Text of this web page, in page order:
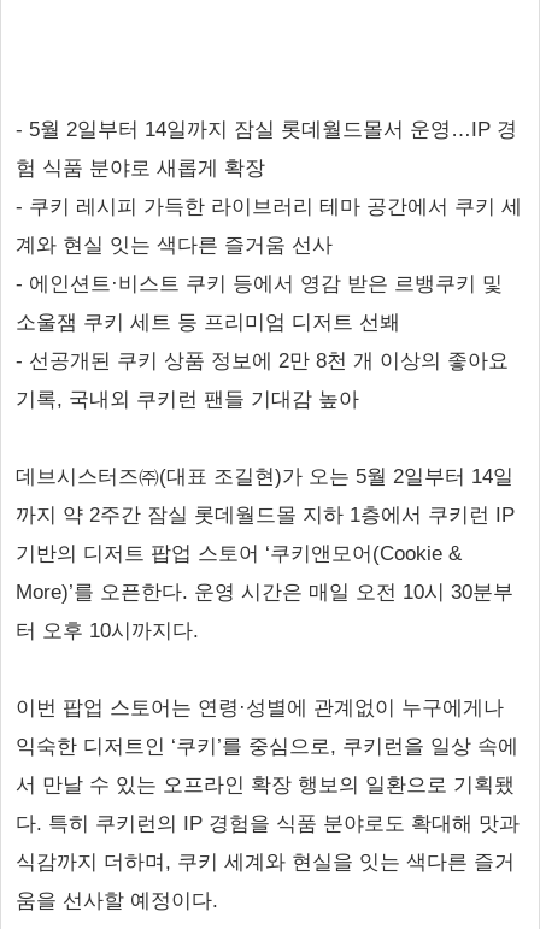
- 5월 2일부터 14일까지 잠실 롯데월드몰서 운영…IP 경
험 식품 분야로 새롭게 확장
- 쿠키 레시피 가득한 라이브러리 테마 공간에서 쿠키 세
계와 현실 잇는 색다른 즐거움 선사
- 에인션트·비스트 쿠키 등에서 영감 받은 르뱅쿠키 및
소울잼 쿠키 세트 등 프리미엄 디저트 선봬
- 선공개된 쿠키 상품 정보에 2만 8천 개 이상의 좋아요
기록, 국내외 쿠키런 팬들 기대감 높아
데브시스터즈㈜(대표 조길현)가 오는 5월 2일부터 14일
까지 약 2주간 잠실 롯데월드몰 지하 1층에서 쿠키런 IP
기반의 디저트 팝업 스토어 ‘쿠키앤모어(Cookie &
More)’를 오픈한다. 운영 시간은 매일 오전 10시 30분부
터 오후 10시까지다.
이번 팝업 스토어는 연령·성별에 관계없이 누구에게나
익숙한 디저트인 ‘쿠키’를 중심으로, 쿠키런을 일상 속에
서 만날 수 있는 오프라인 확장 행보의 일환으로 기획됐
다. 특히 쿠키런의 IP 경험을 식품 분야로도 확대해 맛과
식감까지 더하며, 쿠키 세계와 현실을 잇는 색다른 즐거
움을 선사할 예정이다.